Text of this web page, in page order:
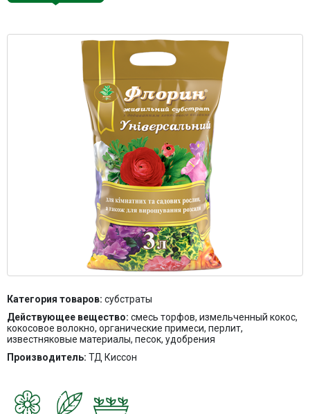
Категория товаров: субстраты
Действующее вещество: смесь торфов, измельченный кокос,
кокосовое волокно, органические примеси, перлит,
известняковые материалы, песок, удобрения
Производитель: ТД Киссон